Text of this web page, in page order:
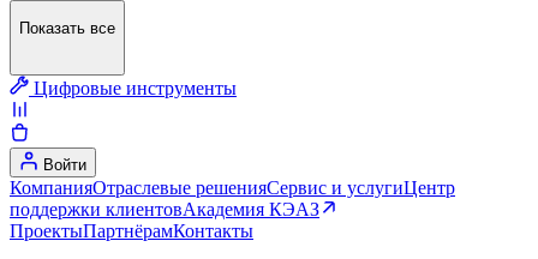
Показать все
Цифровые инструменты
Войти
КомпанияОтраслевые решенияСервис и услугиЦентр
поддержки клиентовАкадемия КЭАЗ
ПроектыПартнёрамКонтакты